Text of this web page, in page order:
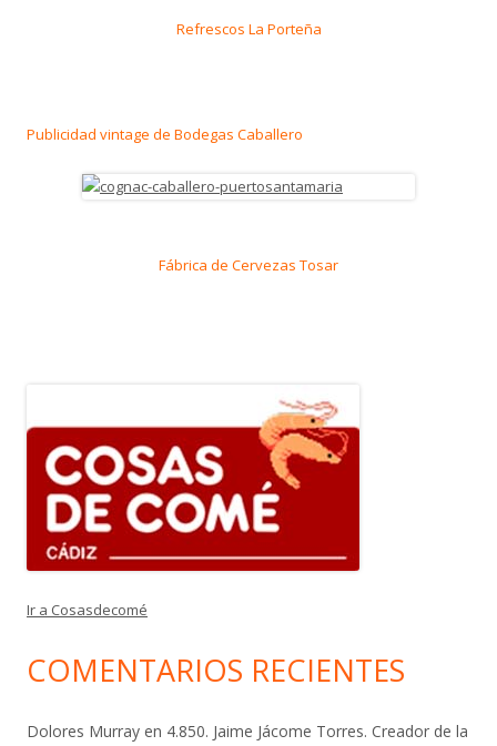
Refrescos La Porteña
Publicidad vintage de Bodegas Caballero
Fábrica de Cervezas Tosar
Ir a Cosasdecomé
COMENTARIOS RECIENTES
Dolores Murray en 4.850. Jaime Jácome Torres. Creador de la